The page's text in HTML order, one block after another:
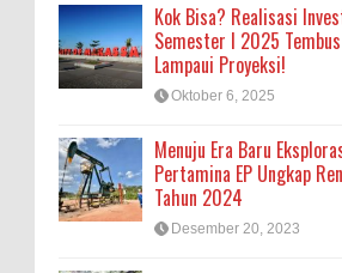
Kok Bisa? Realisasi
Semester I 2025
Lampaui Proyeksi!
Oktober 6, 2025
Menuju Era Baru
Pertamina EP Ungkap
Tahun 2024
Desember 20, 2023